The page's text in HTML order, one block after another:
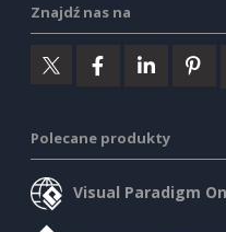
Znajdź nas na
Polecane produkty
Visual Paradigm